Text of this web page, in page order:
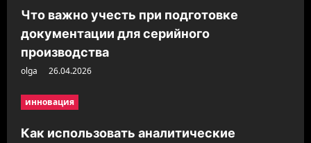
Что важно учесть при подготовке
документации для серийного
производства
olga 26.04.2026
инновация
Как использовать аналитические